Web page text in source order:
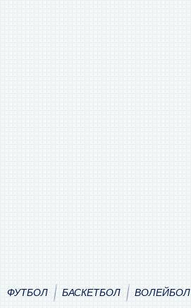
ФУТБОЛ БАСКЕТБОЛ ВОЛЕЙБОЛ